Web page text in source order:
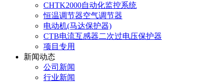
CHTK2000自动化监控系统
恒温调节器空气调节器
电动机(马达保护器)
CTB电流互感器二次过电压保护器
项目专用
新闻动态
公司新闻
行业新闻